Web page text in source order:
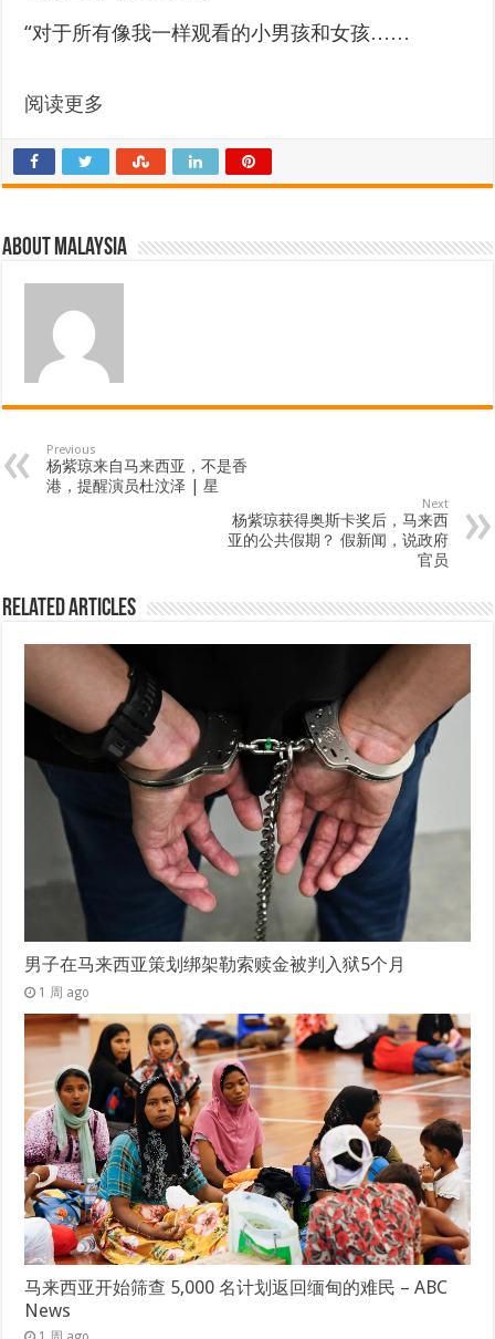
“对于所有像我一样观看的小男孩和女孩……
阅读更多
About Malaysia
Previous
杨紫琼来自马来西亚，不是香
港，提醒演员杜汶泽 | 星
Next
杨紫琼获得奥斯卡奖后，马来西
亚的公共假期？ 假新闻，说政府
官员
Related Articles
男子在马来西亚策划绑架勒索赎金被判入狱5个月
1 周 ago
马来西亚开始筛查 5,000 名计划返回缅甸的难民 – ABC
News